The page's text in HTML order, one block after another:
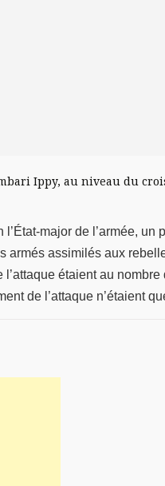
Ippy, au niveau du
major de l’armée,
armés assimilés aux
étaient au
de l’attaque n’étaient